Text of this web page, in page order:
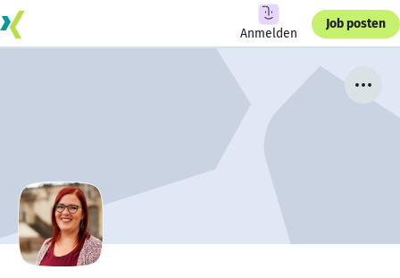
Anmelden
Job posten